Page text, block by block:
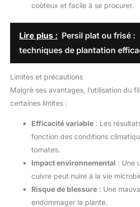
coûteux et facile à se procurer.
Lire plus : Persil plat ou frisé :
techniques de plantation
Limites et précautions
Malgré ses avantages, l’utilisation du
certaines limites :
Efficacité variable : Les
fonction des conditions
tomates.
Impact environnemental : Une
cuivre peut nuire à la vie
Risque de blessure : Une
endommager la plante.